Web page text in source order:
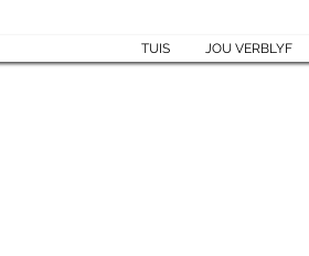
TUIS JOU VERBLYF